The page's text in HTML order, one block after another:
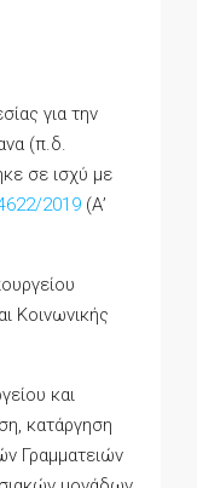
για την
(π.δ.
σε ισχύ με
2019 (Α’
Κοινωνικής
και
κατάργηση
Γραμματειών